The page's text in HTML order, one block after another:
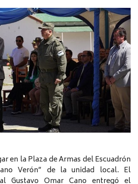
en la Plaza de Armas del Escuadrón
Verón” de la unidad local. El
Gustavo Omar Cano entregó el